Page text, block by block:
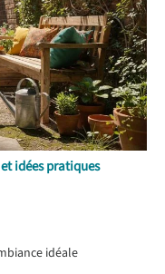
idées pratiques
idéale